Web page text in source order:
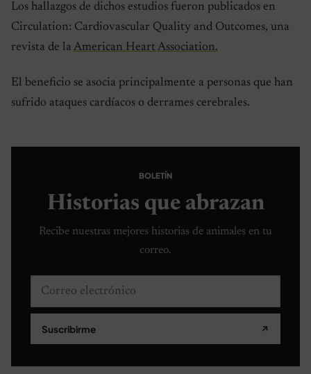
Los hallazgos de dichos estudios fueron publicados en
Circulation: Cardiovascular Quality and Outcomes, una
revista de laAmerican Heart Association.
El beneficio se asocia principalmente a personas que han
sufrido ataques cardíacos o derrames cerebrales.
BOLETÍN
Historias que abrazan
Recibe nuestras mejores historias de animales en tu
correo.
Correo electrónico
Suscribirme ↗